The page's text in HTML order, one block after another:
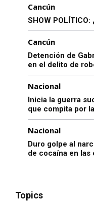
Cancún
SHOW POLÍTICO:
Cancún
Detención de
en el delito de
Nacional
Inicia la guerra
que compita por
Nacional
Duro golpe al
de cocaína en las
Topics